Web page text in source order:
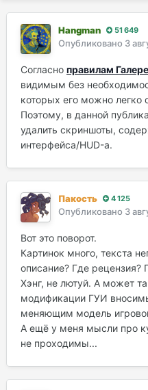
Hangman 51 649
Опубликовано 3
Согласно правилам
видимым без
которых его можно легко
Поэтому, в данной
удалить скриншоты,
интерфейса/HUD-а.
Пакость 4 125
Опубликовано 3
Вот это поворот.
Картинок много, текста
описание? Где рецензия?
Хэнг, не лютуй. А может
модификации ГУИ
меняющим модель
А ещё у меня мысли про
не проходимы...